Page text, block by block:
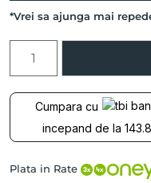
*Vrei sa ajunga mai
Colier
PARFUM
DE
CASABLANCA
Natural,
Cumpara cu
incepand de la
Plata in Rate